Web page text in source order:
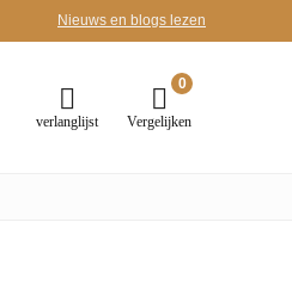
Nieuws en blogs lezen
verlanglijst
0
Vergelijken